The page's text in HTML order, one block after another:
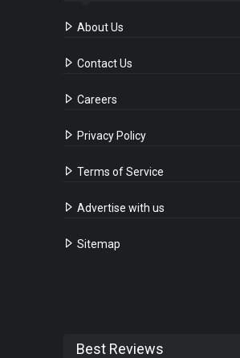
About Us
Contact Us
Careers
Privacy Policy
Terms of Service
Advertise with us
Sitemap
Best Reviews